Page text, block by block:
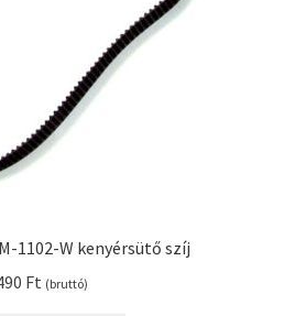
1102-W kenyérsütő szíj
Ft (bruttó)